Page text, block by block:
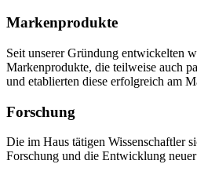
Markenprodukte
Seit unserer Gründung entwickelten
Markenprodukte, die teilweise auch
und etablierten diese erfolgreich am
Forschung
Die im Haus tätigen Wissenschaftler
Forschung und die Entwicklung